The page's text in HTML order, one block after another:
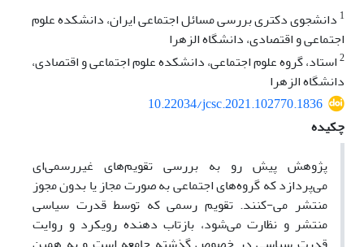
1 دانشجوی دکتری بررسی مسائل اجتماعی ایران، دانشکده علوم
اجتماعی و اقتصادی، دانشگاه الزهرا
2استاد، گروه علوم اجتماعی، دانشکده علوم اجتماعی و اقتصادی،
دانشگاه الزهرا
10.22034/jcsc.2021.102770.1836
چکیده
پژوهش پیش رو به بررسی تقویم‌های غیررسمی‌ای
می‌پردازد که گروه‌های اجتماعی به صورت مجاز یا بدون مجوز
منتشر می-کنند. تقویم رسمی که توسط قدرت سیاسی
منتشر و نظارت می‌شود، بازتاب دهنده رویکرد و روایت